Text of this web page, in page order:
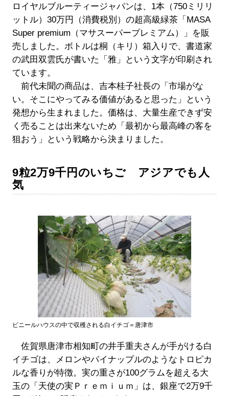
ロイヤルブルーティージャパンは、1本（750ミリリ
ットル）30万円（消費税別）の超高級緑茶「MASA
Super premium（マサスーパープレミアム）」を販
売しました。ボトルは桐（キリ）箱入りで、書道家
の武田双雲氏が書いた「雅」という文字が印刷され
ています。
前代未聞の商品は、吉本桂子社長の「市場がな
い。そこにやってみる価値があると思った」という
発想から生まれました。価格は、大量生産できず安
く売ることは出来ないため「最初から最高峰の客を
狙おう」という戦略から決まりました。
9粒2万9千円のいちご アジアでも人
気
ビニールハウスの中で収穫される白イチゴ＝唐津市
佐賀県唐津市相知町の井手重夫さんが手がける白
イチゴは、メロンやパイナップルのようなトロピカ
ルな香りが特徴。実の重さが100グラムを超える大
玉の「天使の実Ｐｒｅｍｉｕｍ」は、銀座で2万9千